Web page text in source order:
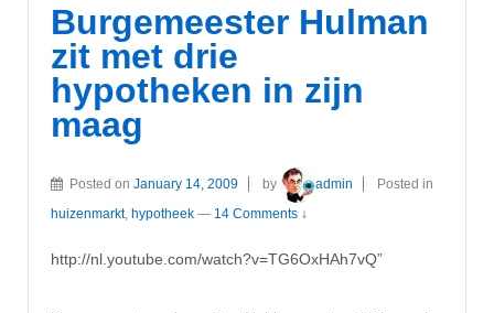
Burgemeester Hulman
zit met drie
hypotheken in zijn
maag
Posted on January 14, 2009 by admin
Posted in
huizenmarkt, hypotheek — 14 Comments ↓
http://nl.youtube.com/watch?v=TG6OxHAh7vQ”